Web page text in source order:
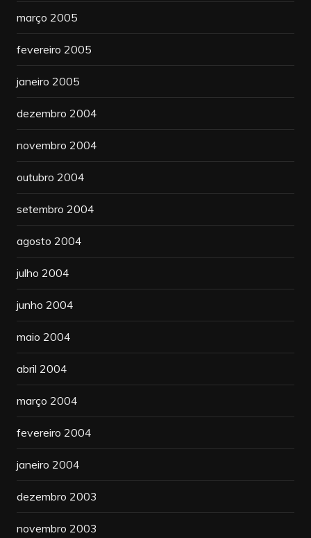
março 2005
fevereiro 2005
janeiro 2005
dezembro 2004
novembro 2004
outubro 2004
setembro 2004
agosto 2004
julho 2004
junho 2004
maio 2004
abril 2004
março 2004
fevereiro 2004
janeiro 2004
dezembro 2003
novembro 2003